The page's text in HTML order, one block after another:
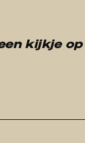
kijkje op